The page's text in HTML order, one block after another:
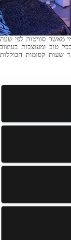
מאשר סוויטות לפי שעה
טוב ומעוצבות בעיצוב
שעות קסומות הכוללות